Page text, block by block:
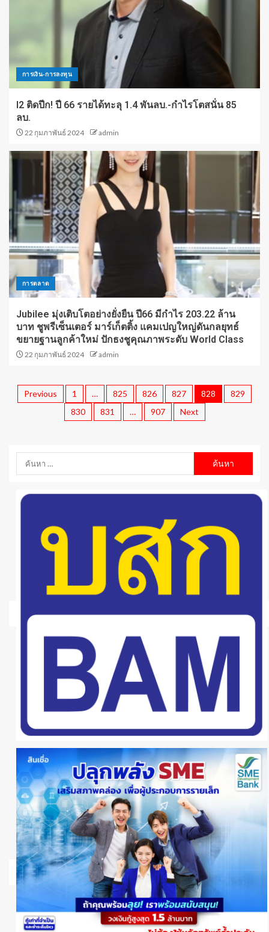
การเงิน-การลงทุน
I2 ติดปีก! ปี 66 รายได้ทะลุ 1.4 พันลบ.-กำไรโตสนั่น 85
ลบ.
22 กุมภาพันธ์ 2024 admin
การตลาด
Jubilee มุ่งเติบโตอย่างยั่งยืน ปี66 มีกำไร 203.22 ล้าน
บาท ชูพรีเซ็นเตอร์ มาร์เก็ตติ้ง แคมเปญใหญ่ดันกลยุทธ์
ขยายฐานลูกค้าใหม่ ปักธงชูคุณภาพระดับ World Class
22 กุมภาพันธ์ 2024 admin
Previous 1 … 825 826 827 828
829
830
831 … 907 Next